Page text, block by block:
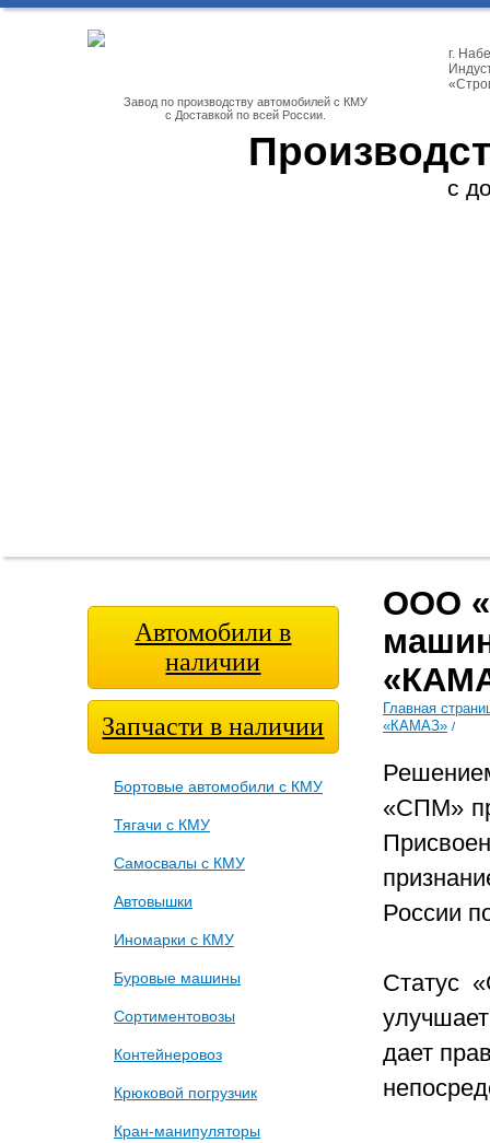
Завод по производству автомобилей с КМУ
с Доставкой по всей России.
г.
с
Автомобили в
наличии
Запчасти в наличии
Бортовые автомобили с КМУ
Тягачи с КМУ
Самосвалы с КМУ
Автовышки
Иномарки с КМУ
Буровые машины
Сортиментовозы
Контейнеровоз
Крюковой погрузчик
Кран-манипуляторы
ООО
Главная
«КАМАЗ» /
«СПМ»
России
Статус
дает